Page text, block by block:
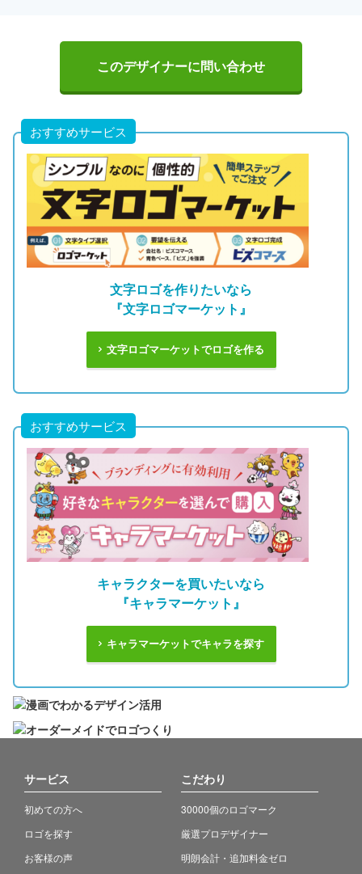
このデザイナーに問い合わせ
おすすめサービス
文字ロゴを作りたいなら
『文字ロゴマーケット』
文字ロゴマーケットでロゴを作る
おすすめサービス
キャラクターを買いたいなら
『キャラマーケット』
キャラマーケットでキャラを探す
サービス
初めての方へ
ロゴを探す
お客様の声
こだわり
30000個のロゴマーク
厳選プロデザイナー
明朗会計・追加料金ゼロ